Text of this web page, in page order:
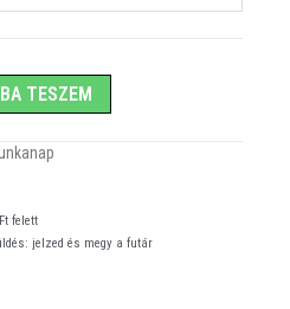
TESZEM
felett
jelzed és megy a futár